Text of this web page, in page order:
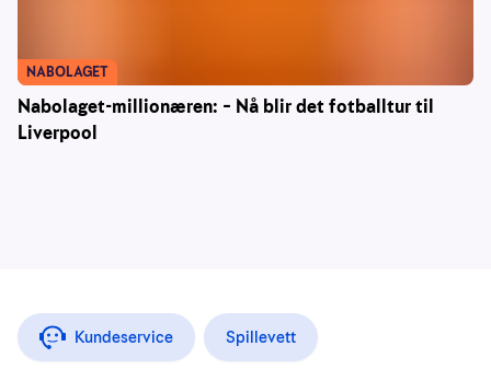
Nabolaget-millionæren: – Nå blir det fotballtur til
Liverpool
NABOLAGET
Kundeservice Spillevett